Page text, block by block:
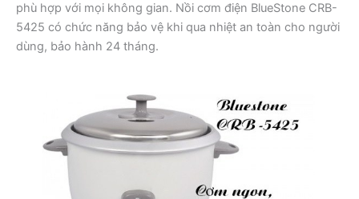
phù hợp với mọi không gian. Nồi cơm điện BlueStone CRB-
5425 có chức năng bảo vệ khi qua nhiệt an toàn cho người
dùng, bảo hành 24 tháng.